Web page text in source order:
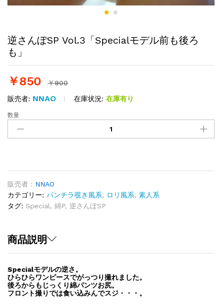
逆さんぽSP Vol.3「Specialモデル前も後ろ
も」
￥850 ￥900
販売者: NNAO 在庫状況: 在庫有り
逆
ん
Vol.3「Special
モ
デ
ル
後
quantity
数量
販売者 : NNAO
カテゴリー: パンチラ覗き風系, ロリ風系, 素人系
タグ: Special, 綿P, 逆さんぽSP
商品説明
Specialモデルの逆さ。
ひらひらワンピースでがっつり撮れました。
後ろからもじっくり綿パンツお尻。
フロント撮りでは食い込みんでスジ・・・。